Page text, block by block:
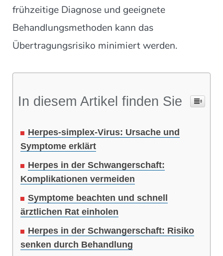
frühzeitige Diagnose und geeignete
Behandlungsmethoden kann das
Übertragungsrisiko minimiert werden.
In diesem Artikel finden Sie
Herpes-simplex-Virus: Ursache und
Symptome erklärt
Herpes in der Schwangerschaft:
Komplikationen vermeiden
Symptome beachten und schnell
ärztlichen Rat einholen
Herpes in der Schwangerschaft: Risiko
senken durch Behandlung